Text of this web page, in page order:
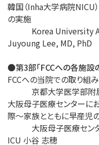
韓国（Inha大学病院NICU
の実施
Korea University
Juyoung Lee, MD, PhD
●第3部「FCCへの各施設
FCCへの当院での取り組
京都大学医学部附属
大阪母子医療センターに
際～家族とともに早産児
大阪母子医療センタ
ICU 小谷 志穂